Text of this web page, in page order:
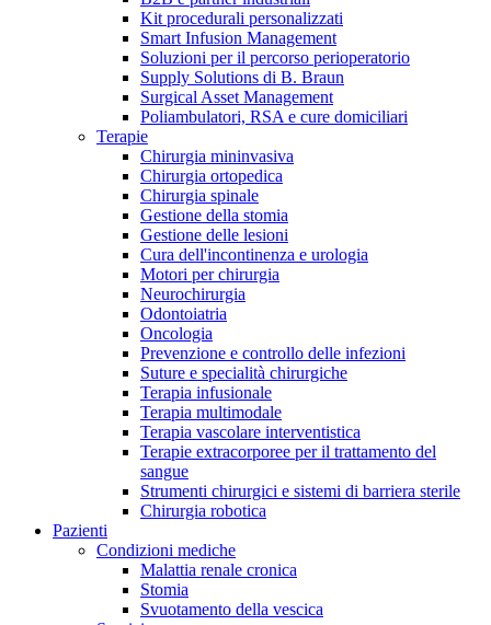
Catalogo prodotti
Trova il prodotto che stai cercando. Visita il catalogo B.
Braun con il nostro portfolio completo.
Hai domande o richieste? Scrivici per entrare subito in
contatto con un nostro referente.
Kit procedurali personalizzati
Smart Infusion Management
Soluzioni per il percorso perioperatorio
Supply Solutions di B. Braun
Surgical Asset Management
Poliambulatori, RSA e cure domiciliari
Terapie
Chirurgia mininvasiva
Chirurgia ortopedica
Chirurgia spinale
Gestione della stomia
Gestione delle lesioni
Cura dell'incontinenza e urologia
Motori per chirurgia
Neurochirurgia
Odontoiatria
Oncologia
Prevenzione e controllo delle infezioni
Suture e specialità chirurgiche
Terapia infusionale
Terapia multimodale
Terapia vascolare interventistica
Terapie extracorporee per il trattamento del
sangue
Strumenti chirurgici e sistemi di barriera sterile
Chirurgia robotica
Pazienti
Condizioni mediche
Malattia renale cronica
Stomia
Svuotamento della vescica